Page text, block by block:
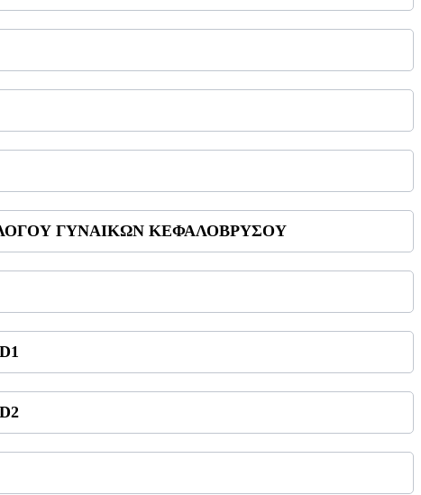
ΣΥΛΛΟΓΟΥ ΓΥΝΑΙΚΩΝ ΚΕΦΑΛΟΒΡΥΣΟΥ